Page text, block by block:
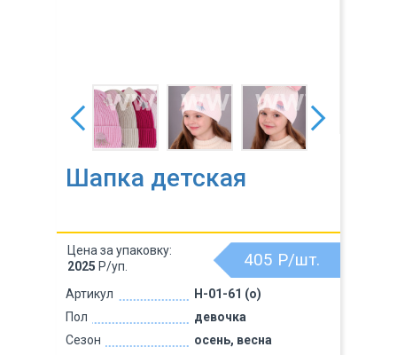
Шапка детская
Артикул
H-01-61 (о)
Пол
девочка
Сезон
осень, весна
405 Р/шт.
Цена за упаковку:
2025 Р/уп.